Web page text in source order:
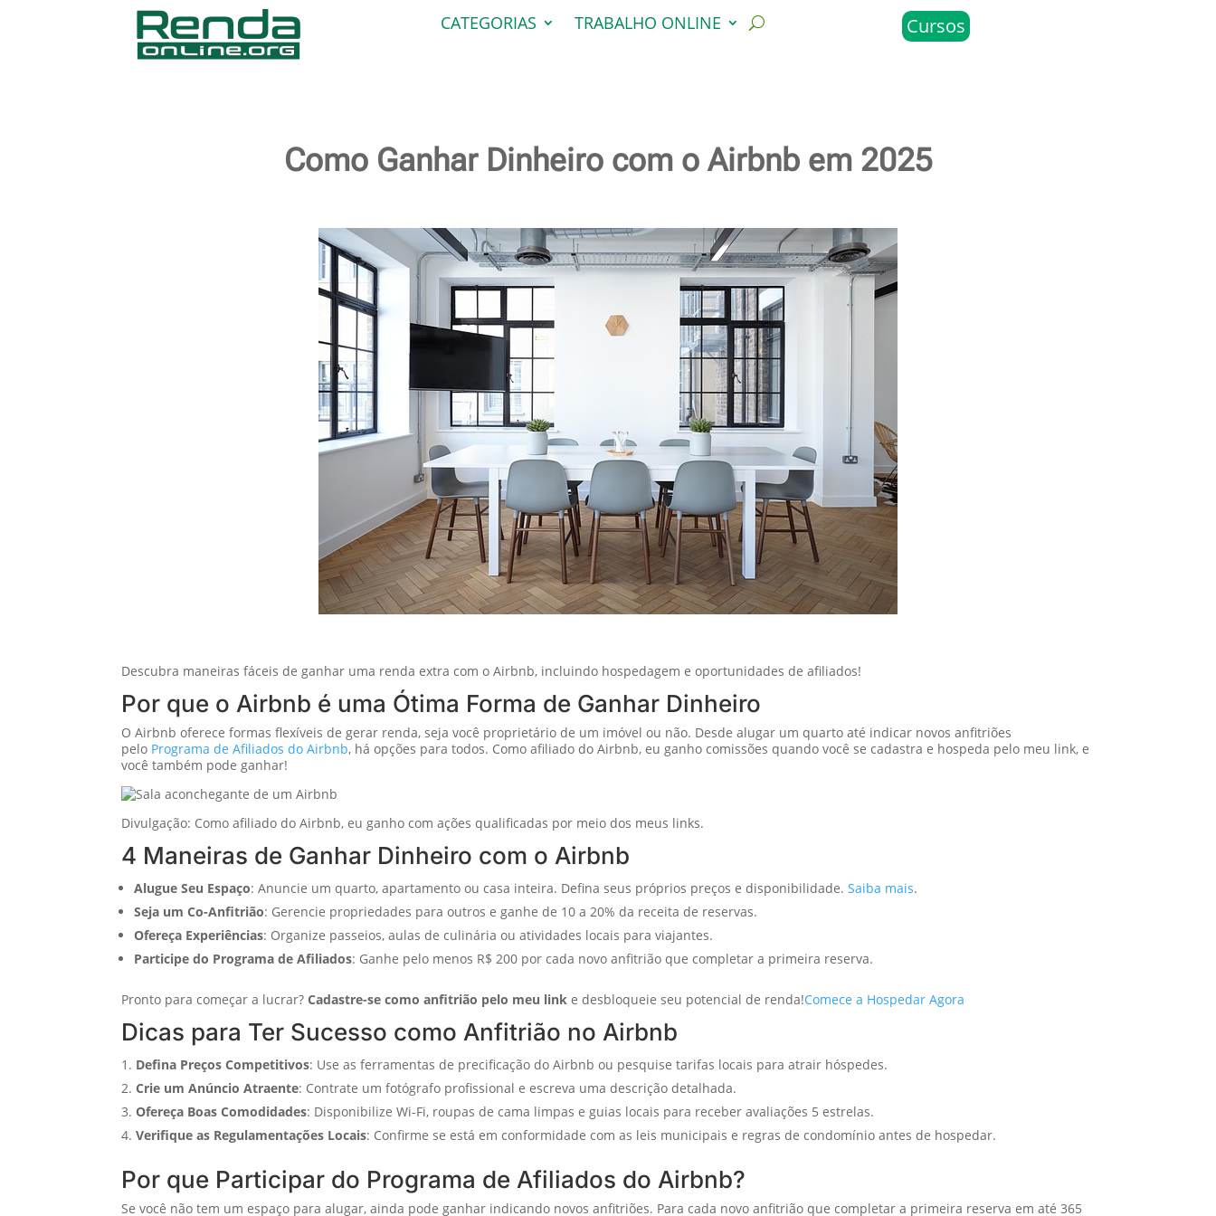
CATEGORIAS TRABALHO ONLINE Cursos
Como Ganhar Dinheiro com o Airbnb em 2025
Descubra maneiras fáceis de ganhar uma renda extra com o Airbnb, incluindo hospedagem e oportunidades de afiliados!
Por que o Airbnb é uma Ótima Forma de Ganhar Dinheiro
O Airbnb oferece formas flexíveis de gerar renda, seja você proprietário de um imóvel ou não. Desde alugar um quarto até indicar novos anfitriões
pelo Programa de Afiliados do Airbnb, há opções para todos. Como afiliado do Airbnb, eu ganho comissões quando você se cadastra e hospeda pelo meu link, e
você também pode ganhar!
Divulgação: Como afiliado do Airbnb, eu ganho com ações qualificadas por meio dos meus links.
4 Maneiras de Ganhar Dinheiro com o Airbnb
Alugue Seu Espaço: Anuncie um quarto, apartamento ou casa inteira. Defina seus próprios preços e disponibilidade.Saiba mais.
Seja um Co-Anfitrião: Gerencie propriedades para outros e ganhe de 10 a 20% da receita de reservas.
Ofereça Experiências: Organize passeios, aulas de culinária ou atividades locais para viajantes.
Participe do Programa de Afiliados: Ganhe pelo menos R$ 200 por cada novo anfitrião que completar a primeira reserva.
Pronto para começar a lucrar?Cadastre-se como anfitrião pelo meu link e desbloqueie seu potencial de renda!Comece a Hospedar Agora
Dicas para Ter Sucesso como Anfitrião no Airbnb
Defina Preços Competitivos: Use as ferramentas de precificação do Airbnb ou pesquise tarifas locais para atrair hóspedes.
Crie um Anúncio Atraente: Contrate um fotógrafo profissional e escreva uma descrição detalhada.
Ofereça Boas Comodidades: Disponibilize Wi-Fi, roupas de cama limpas e guias locais para receber avaliações 5 estrelas.
Verifique as Regulamentações Locais: Confirme se está em conformidade com as leis municipais e regras de condomínio antes de hospedar.
Por que Participar do Programa de Afiliados do Airbnb?
Se você não tem um espaço para alugar, ainda pode ganhar indicando novos anfitriões. Para cada novo anfitrião que completar a primeira reserva em até 365